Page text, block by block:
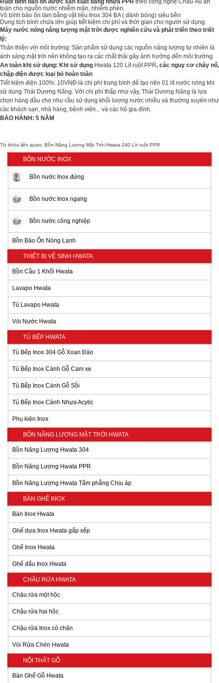
Ruột bình bảo ôn được sản xuất bằng nhựa PPR theo công nghệ Châu Âu an
toàn cho nguồn nước nhiễm mặn, nhiễm phèn.
Vỏ bình bảo ôn làm bằng vật liệu Inox 304 BA ( đánh bóng) siêu bền
Dung tích bình chứa lớn giúp tiết kiệm chi phí và thời gian cho người sử dụng.
Máy nước nóng năng lượng mặt trời được nghiên cứu và phát triển theo triết
lý:
Thân thiện với môi trường: Sản phẩm sử dụng các nguồn năng lượng tự nhiên là
ánh sáng mặt trời nên không tạo ra các chất thải gây ảnh hưởng đến môi trường
An toàn khi sử dụng: Khi sử dụng Hwata 120 Lít ruột PPR, các nguy cơ cháy nổ,
chập điện được loại bỏ hoàn toàn
Tiết kiệm điện 100%: 10VNĐ là chi phí trung bình để tạo nên 01 lít nước nóng khi
sử dụng Thái Dương Năng. Với chi phí thấp như vậy, Thái Dương Năng là lựa
chọn hàng đầu cho nhu cầu sử dụng khối lượng nước nhiều và thường xuyên như
các khách sạn, nhà hàng, bệnh viện... và các hộ gia đình.
BẢO HÀNH: 5 NĂM
Từ khóa liên quan: Bồn Năng Lượng Mặt Trời Hwata 240 Lít ruột PPR
BỒN NƯỚC INOX
Bồn nước Inox đứng
Bồn nước Inox ngang
Bồn nước công nghiệp
Bồn Bảo Ôn Nóng Lạnh
THIẾT BỊ VỆ SINH HWATA
Bồn Cầu 1 Khối Hwata
Lavapo Hwata
Tủ Lavapo Hwata
Vòi Nước Hwata
TỦ BẾP HWATA
Tủ Bếp Inox 304 Gỗ Xoan Đào
Tủ Bếp Inox Cánh Gỗ Cam xe
Tủ Bếp Inox Cánh Gỗ Sồi
Tủ Bếp Inox Cánh Nhựa Acylic
Phụ kiện Inox
BỒN NĂNG LƯỢNG MẶT TRỜI HWATA
Bồn Năng Lượng Hwata 304
Bồn Năng Lượng Hwata PPR
Bồn Năng Lượng Hwata Tấm phẳng Chịu áp
BÀN GHẾ INOX
Bàn Inox Hwata
Ghế dựa Inox Hwata gấp xếp
Ghế Inox Hwata
Ghế đẩu Inox Hwata
CHẬU RỬA HWATA
Chậu rửa một hộc
Chậu rửa hai hộc
Chậu rửa Inox có chân
Vòi Rửa Chén Hwata
NỘI THẤT GỖ
Bàn Ghế Gỗ Hwata